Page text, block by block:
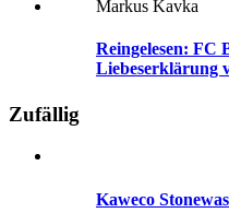
Reingelesen: FC
Liebeserklärung
Zufällig
Kaweco